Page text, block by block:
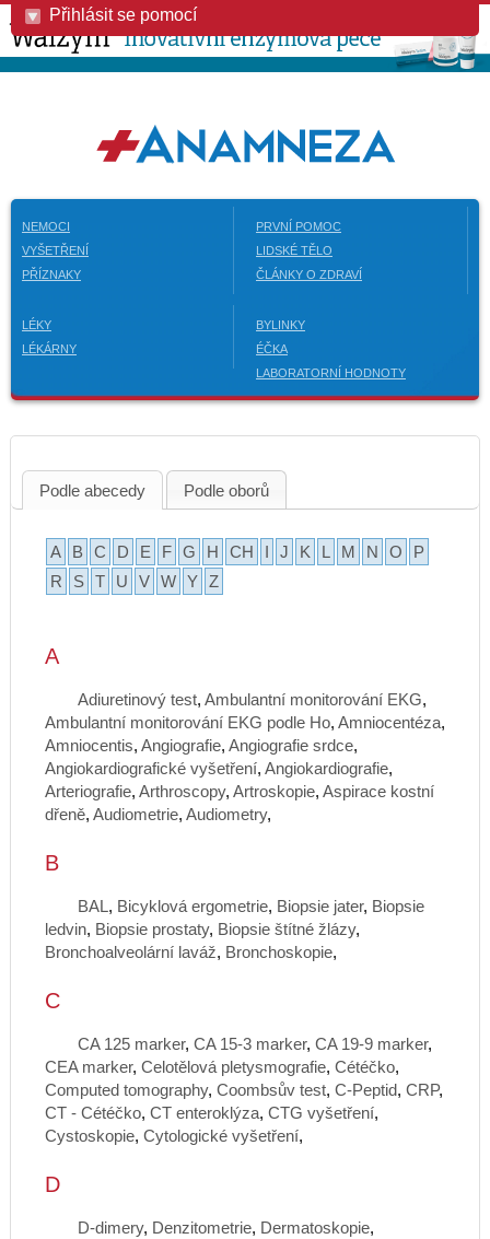
Přihlásit se pomocí
NEMOCI
VYŠETŘENÍ
PŘÍZNAKY
PRVNÍ POMOC
LIDSKÉ TĚLO
ČLÁNKY O ZDRAVÍ
LÉKY
LÉKÁRNY
BYLINKY
ÉČKA
LABORATORNÍ HODNOTY
Podle abecedy Podle oborů
A B C D E F G H CH I J K L M N O
P
R
S T U V W Y Z
A
Adiuretinový test, Ambulantní monitorování EKG,
Ambulantní monitorování EKG podle Ho, Amniocentéza,
Amniocentis, Angiografie, Angiografie srdce,
Angiokardiografické vyšetření, Angiokardiografie,
Arteriografie, Arthroscopy, Artroskopie, Aspirace kostní
dřeně, Audiometrie, Audiometry,
B
BAL, Bicyklová ergometrie, Biopsie jater, Biopsie
ledvin, Biopsie prostaty, Biopsie štítné žlázy,
Bronchoalveolární laváž, Bronchoskopie,
C
CA 125 marker, CA 15-3 marker, CA 19-9 marker,
CEA marker, Celotělová pletysmografie, Cétéčko,
Computed tomography, Coombsův test, C-Peptid, CRP,
CT - Cétéčko, CT enteroklýza, CTG vyšetření,
Cystoskopie, Cytologické vyšetření,
D
D-dimery, Denzitometrie, Dermatoskopie,